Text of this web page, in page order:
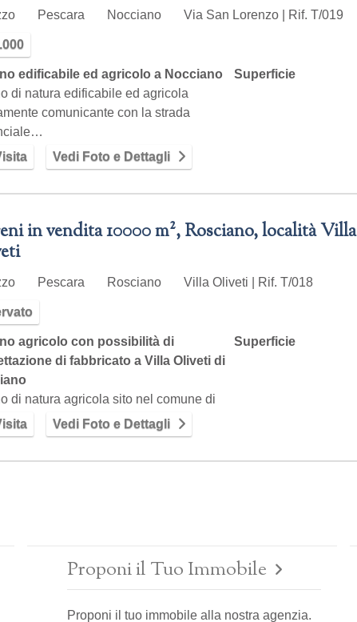
Pescara Nocciano Via San Lorenzo | Rif. T/019
edificabile ed agricolo a Nocciano
di natura edificabile ed agricola
comunicante con la strada
Superficie
Vedi Foto e Dettagli
in vendita 10000 m², Rosciano, località Villa
Pescara Rosciano Villa Oliveti | Rif. T/018
agricolo con possibilità di
di fabbricato a Villa Oliveti di
di natura agricola sito nel comune di
frazione villa oliveti. l'ampiezza…
Superficie
Vedi Foto e Dettagli
Proponi il Tuo Immobile
Proponi il tuo immobile alla nostra agenzia.